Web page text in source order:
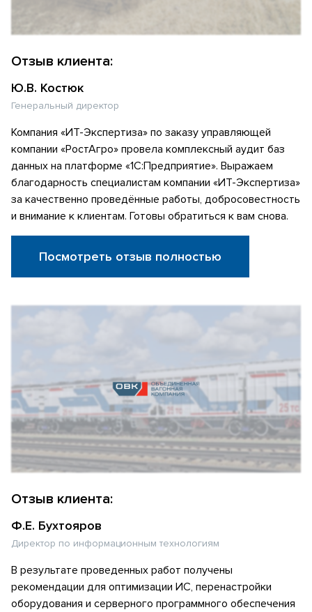
Отзыв клиента:
Ю.В. Костюк
Генеральный директор
Компания «ИТ-Экспертиза» по заказу управляющей
компании «РостАгро» провела комплексный аудит баз
данных на платформе «1С:Предприятие». Выражаем
благодарность специалистам компании «ИТ-Экспертиза»
за качественно проведённые работы, добросовестность
и внимание к клиентам. Готовы обратиться к вам снова.
Посмотреть отзыв полностью
Отзыв клиента:
Ф.Е. Бухтояров
Директор по информационным технологиям
В результате проведенных работ получены
рекомендации для оптимизации ИС, перенастройки
оборудования и серверного программного обеспечения